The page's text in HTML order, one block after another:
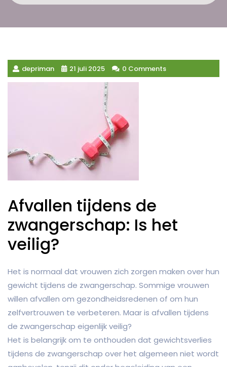
depriman 21 juli 2025 0 Comments
Afvallen tijdens de
zwangerschap: Is het
veilig?
Het is normaal dat vrouwen zich zorgen maken over hun
gewicht tijdens de zwangerschap. Sommige vrouwen
willen afvallen om gezondheidsredenen of om hun
zelfvertrouwen te verbeteren. Maar is afvallen tijdens
de zwangerschap eigenlijk veilig?
Het is belangrijk om te onthouden dat gewichtsverlies
tijdens de zwangerschap over het algemeen niet wordt